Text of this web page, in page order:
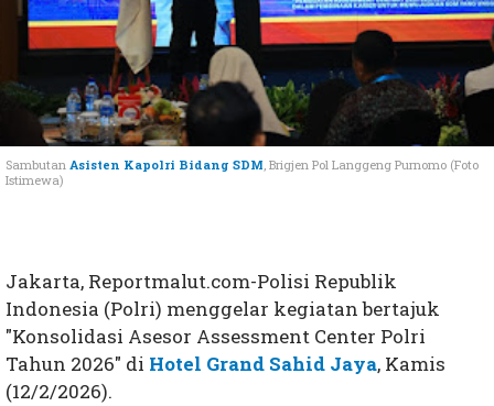
Sambutan Asisten Kapolri Bidang SDM, Brigjen Pol Langgeng Purnomo (Foto
Istimewa)
Jakarta, Reportmalut.com-Polisi Republik
Indonesia (Polri) menggelar kegiatan bertajuk
"Konsolidasi Asesor Assessment Center Polri
Tahun 2026" di Hotel Grand Sahid Jaya, Kamis
(12/2/2026).